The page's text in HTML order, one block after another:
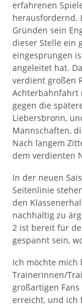
erfahrenen
herausfordernd.
Gründen sein
dieser Stelle ein
eingesprungen
angeleitet hat.
verdient großen
Achterbahnfahrt
gegen die
Liebersbronn,
Mannschaften,
Nach langem
dem verdienten
In der neuen
Seitenlinie
den
nachhaltig zu
2 ist bereit für
gespannt sein,
Ich möchte mich
Trainerinnen/
großartigen
erreicht, und ich